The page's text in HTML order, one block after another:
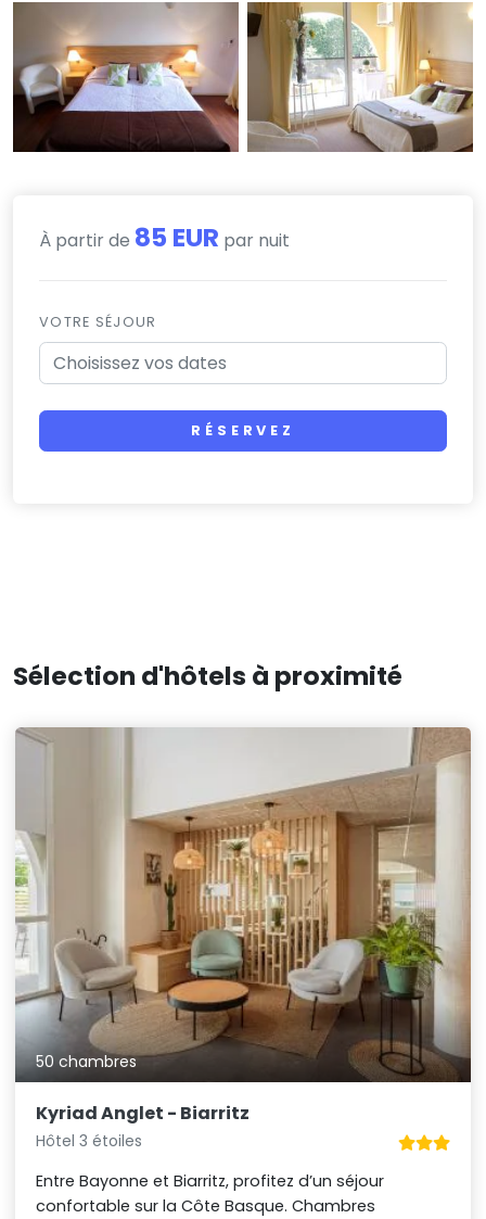
À partir de 85 EUR par nuit
VOTRE SÉJOUR
RÉSERVEZ
Sélection d'hôtels à proximité
50 chambres
Kyriad Anglet - Biarritz
Hôtel 3 étoiles
Entre Bayonne et Biarritz, profitez d’un séjour
confortable sur la Côte Basque. Chambres